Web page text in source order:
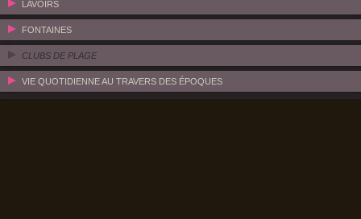
LAVOIRS
FONTAINES
CLUBS DE PLAGE
VIE QUOTIDIENNE AU TRAVERS DES ÉPOQUES